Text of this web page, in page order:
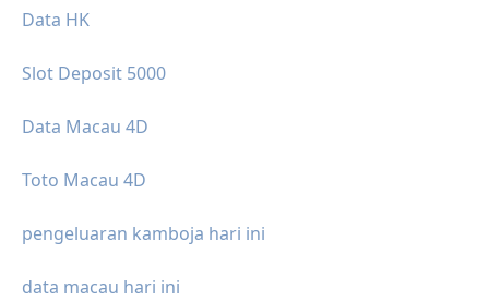
Data HK
Slot Deposit 5000
Data Macau 4D
Toto Macau 4D
pengeluaran kamboja hari ini
data macau hari ini